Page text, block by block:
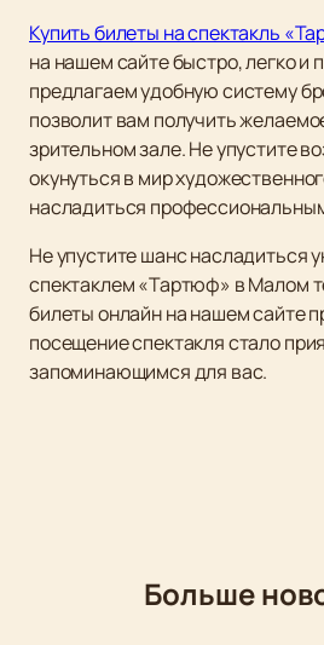
Купить билеты на спектакль
на нашем сайте быстро, легко и
предлагаем удобную систему
позволит вам получить
зрительном зале. Не упустите
окунуться в мир
насладиться
Не упустите шанс насладиться
спектаклем «Тартюф» в Малом
билеты онлайн на нашем сайте
посещение спектакля стало
запоминающимся для вас.
Больше